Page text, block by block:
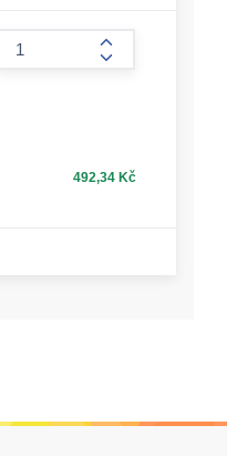
form.increase-
492,34 Kč